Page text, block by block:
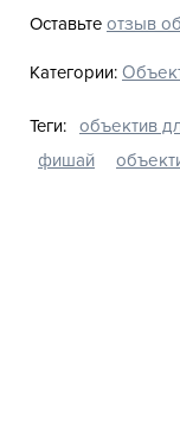
Оставьте отзыв
Категории:
Теги: объектив
фишай